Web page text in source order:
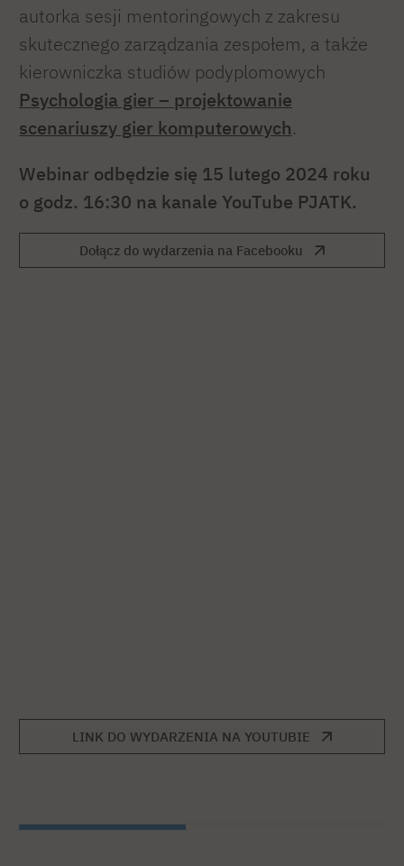
autorka sesji mentoringowych z zakresu
skutecznego zarządzania zespołem, a także
kierowniczka studiów podyplomowych
Psychologia gier – projektowanie
scenariuszy gier komputerowych.
Webinar odbędzie się 15 lutego 2024 roku
o godz. 16:30 na kanale YouTube PJATK.
Dołącz do wydarzenia na Facebooku
LINK DO WYDARZENIA NA YOUTUBIE